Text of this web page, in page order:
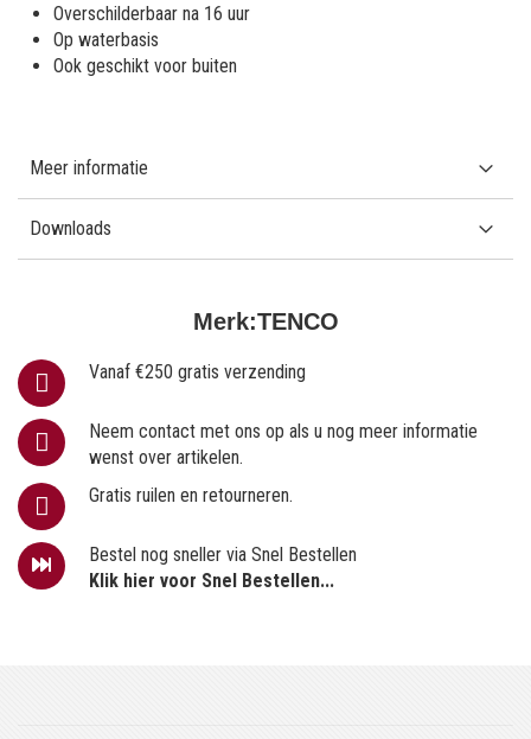
Merk:TENCO
Vanaf €250 gratis verzending
Neem contact met ons op als u nog meer informatie
wenst over artikelen.
Gratis ruilen en retourneren.
Bestel nog sneller via Snel Bestellen
Klik hier voor Snel Bestellen...
Overschilderbaar na 16 uur
Op waterbasis
Ook geschikt voor buiten
Meer informatie
Downloads